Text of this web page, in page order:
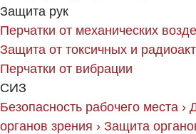
Защита рук
Перчатки от механических
Защита от токсичных и
Перчатки от вибрации
СИЗ
Безопасность рабочего места ›
органов зрения › Защита